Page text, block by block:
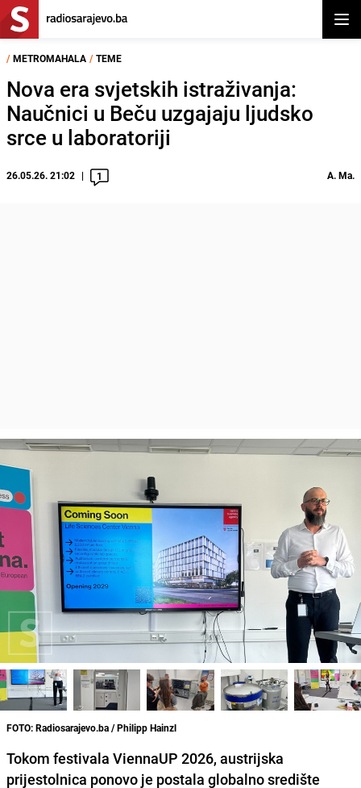
/ METROMAHALA / TEME
Nova era svjetskih istraživanja:
Naučnici u Beču uzgajaju ljudsko
srce u laboratoriji
26.05.26. 21:02 1 A. Ma.
FOTO: Radiosarajevo.ba / Philipp Hainzl
Tokom festivala ViennaUP 2026, austrijska
prijestolnica ponovo je postala globalno središte